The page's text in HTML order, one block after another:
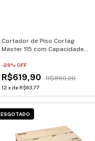
Cortador de Piso Cortag
Master 115 com Capacidade
-28% OFF
R$619,90 R$860,20
12 x de R$63,77
ESGOTADO